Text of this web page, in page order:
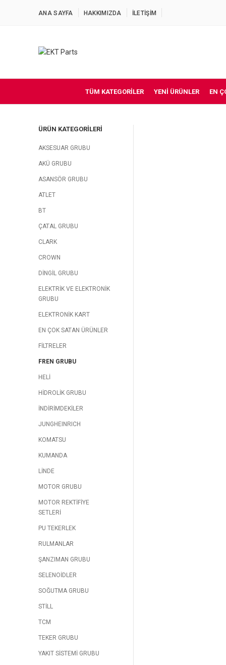
ANA SAYFA HAKKIMIZDA İLETİŞİM
TÜM KATEGORILER YENI ÜRÜNLER EN
ÜRÜN KATEGORILERI
AKSESUAR GRUBU
AKÜ GRUBU
ASANSÖR GRUBU
ATLET
BT
ÇATAL GRUBU
CLARK
CROWN
DİNGİL GRUBU
ELEKTRİK VE ELEKTRONİK
GRUBU
ELEKTRONİK KART
EN ÇOK SATAN ÜRÜNLER
FİLTRELER
FREN GRUBU
HELİ
HİDROLİK GRUBU
İNDİRİMDEKİLER
JUNGHEINRICH
KOMATSU
KUMANDA
LİNDE
MOTOR GRUBU
MOTOR REKTİFİYE
SETLERİ
PU TEKERLEK
RULMANLAR
ŞANZIMAN GRUBU
SELENOİDLER
SOĞUTMA GRUBU
STİLL
TCM
TEKER GRUBU
YAKIT SİSTEMİ GRUBU